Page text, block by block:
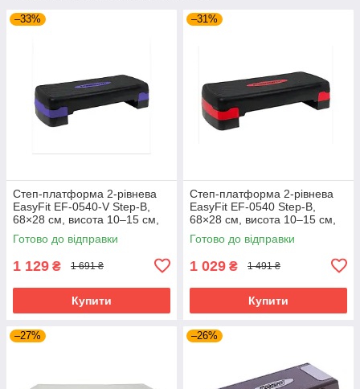
–33%
Степ-платформа 2-рівнева
EasyFit EF-0540-V Step-B,
68×28 см, висота 10–15 см,
чорно-фіолетова — для
фітнесу та аеробіки
Готово до відправки
1 129 ₴ 1 691 ₴
Купити
–31%
Степ-платформа 2-рівнева
EasyFit EF-0540 Step-B,
68×28 см, висота 10–15 см,
чорно-червона — для
фітнесу та аеробіки
Готово до відправки
1 029 ₴ 1 491 ₴
Купити
–27% –26%